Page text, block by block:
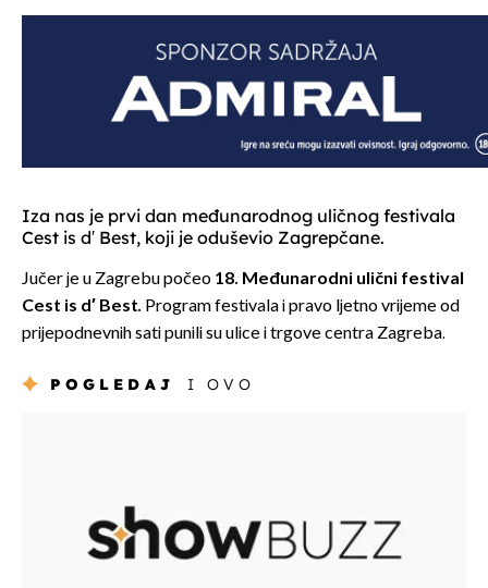
Iza nas je prvi dan međunarodnog uličnog festivala
Cest is d′ Best, koji je oduševio Zagrepčane.
Jučer je u Zagrebu počeo 18. Međunarodni ulični festival
Cest is d′ Best. Program festivala i pravo ljetno vrijeme od
prijepodnevnih sati punili su ulice i trgove centra Zagreba.
POGLEDAJ I OVO